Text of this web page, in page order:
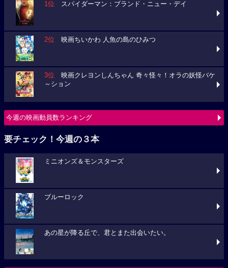
1位 スパイダーマン：ブランド・ニュー・デイ
2位 映画ちいかわ 人魚の島のひみつ
3位 映画クレヨンしんちゃん 奇々怪々！オラの妖怪バケ
～ション
今週の映画動員数ランキング
要チェック！今週の３本
ミニオンズ＆モンスターズ
ブルーロック
あの星が降る丘で、君とまた出会いたい。